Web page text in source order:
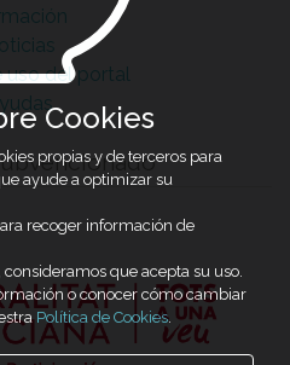
uso del portal
Cookies
propias y de terceros para
ayude a optimizar su
recoger información de
que acepta su uso.
o conocer cómo cambiar
Política de Cookies.